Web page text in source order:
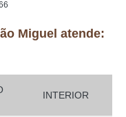
Miguel atende:
INTERIOR